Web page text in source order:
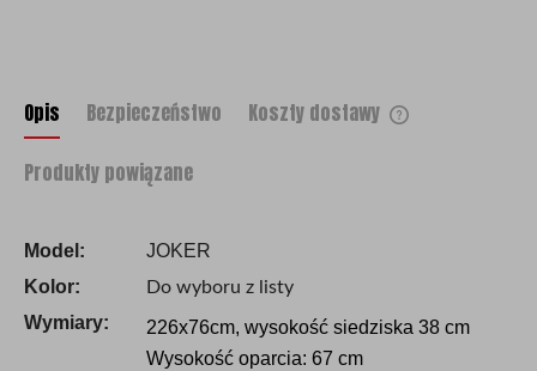
Opis Bezpieczeństwo Koszty dostawy
Produkty powiązane
Model:
JOKER
Kolor:
Do wyboru z listy
Wymiary:
226x76cm, wysokość siedziska 38 cm
Wysokość oparcia: 67 cm